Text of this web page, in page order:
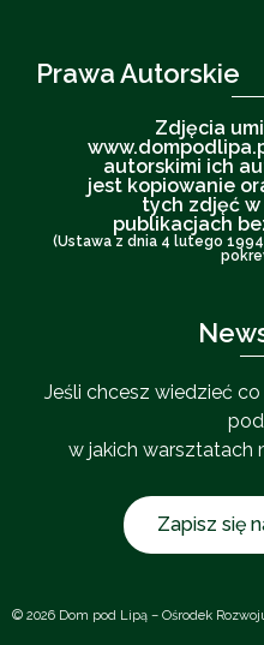
Prawa Autorskie
Zdjęcia
autorskimi ich
jest kopiowanie
tych zdjęć
publikacjach
(Ustawa z dnia 4 lutego
Jeśli chcesz wiedzieć
w jakich warsztatach
Zapisz się
© 2026 Dom pod Lipą – Ośrodek